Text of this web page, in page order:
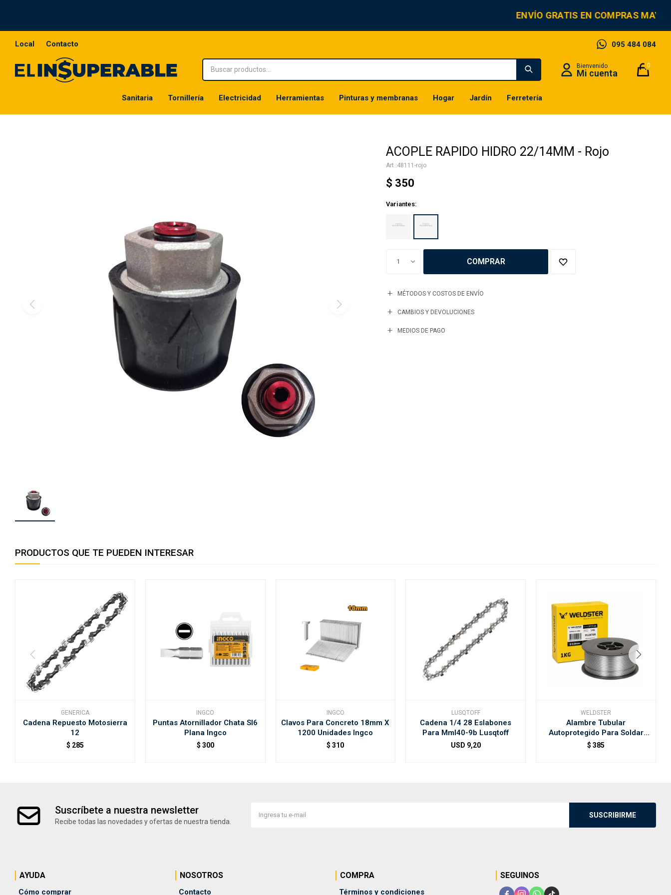
ENVÍO GRATIS EN COMPRAS
Sanitaria Tornillería Electricidad Herramientas Pinturas y membranas Hogar Jardín Ferretería
0
095 484 084
Local Contacto
ACOPLE RAPIDO HIDRO 22/14MM - Rojo
48111-rojo
$ 350
Variantes:
1 COMPRAR
MÉTODOS Y COSTOS DE ENVÍO
CAMBIOS Y DEVOLUCIONES
MEDIOS DE PAGO
PRODUCTOS QUE TE PUEDEN INTERESAR
GENERICA
Cadena Repuesto Motosierra
12
$ 285
INGCO
Puntas Atornillador Chata Sl6
Plana Ingco
$ 300
INGCO
Clavos Para Concreto 18mm X
1200 Unidades Ingco
$ 310
LUSQTOFF
Cadena 1/4 28 Eslabones
Para Mml40-9b Lusqtoff
USD 9,20
WELDSTER
Alambre Tubular
Autoprotegido Para Soldar
0,8mm 1kg Weldster
$ 385
Suscríbete a nuestra newsletter
Recibe todas las novedades y ofertas de nuestra tienda.
SUSCRIBIRME
AYUDA
Cómo comprar
NOSOTROS
Contacto
COMPRA
Términos y condiciones
SEGUINOS